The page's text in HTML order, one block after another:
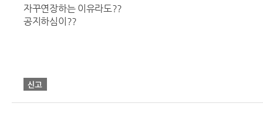
자꾸연장하는 이유라도??
공지하심이??